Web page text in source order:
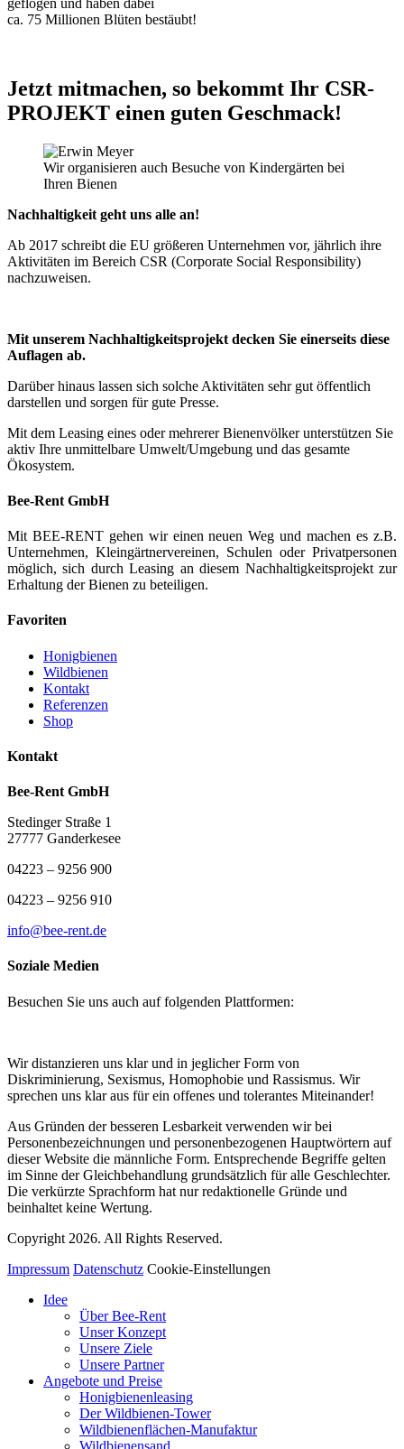
ca. 75 Millionen Blüten bestäubt!
Jetzt mitmachen, so bekommt Ihr CSR-
PROJEKT einen guten Geschmack!
Wir organisieren auch Besuche von Kindergärten bei
Ihren Bienen
Nachhaltigkeit geht uns alle an!
Ab 2017 schreibt die EU größeren Unternehmen vor, jährlich ihre
Aktivitäten im Bereich CSR (Corporate Social Responsibility)
nachzuweisen.
Mit unserem Nachhaltigkeitsprojekt decken Sie einerseits diese
Auflagen ab.
Darüber hinaus lassen sich solche Aktivitäten sehr gut öffentlich
darstellen und sorgen für gute Presse.
Mit dem Leasing eines oder mehrerer Bienenvölker unterstützen Sie
aktiv Ihre unmittelbare Umwelt/Umgebung und das gesamte
Ökosystem.
Bee-Rent GmbH
Mit BEE-RENT gehen wir einen neuen Weg und machen es z.B.
Unternehmen, Kleingärtnervereinen, Schulen oder Privatpersonen
möglich, sich durch Leasing an diesem Nachhaltigkeitsprojekt zur
Erhaltung der Bienen zu beteiligen.
Favoriten
Honigbienen
Wildbienen
Kontakt
Referenzen
Shop
Kontakt
Bee-Rent GmbH
Stedinger Straße 1
27777 Ganderkesee
04223 – 9256 900
04223 – 9256 910
info@bee-rent.de
Soziale Medien
Besuchen Sie uns auch auf folgenden Plattformen:
Wir distanzieren uns klar und in jeglicher Form von
Diskriminierung, Sexismus, Homophobie und Rassismus. Wir
sprechen uns klar aus für ein offenes und tolerantes Miteinander!
Aus Gründen der besseren Lesbarkeit verwenden wir bei
Personenbezeichnungen und personenbezogenen Hauptwörtern auf
dieser Website die männliche Form. Entsprechende Begriffe gelten
im Sinne der Gleichbehandlung grundsätzlich für alle Geschlechter.
Die verkürzte Sprachform hat nur redaktionelle Gründe und
beinhaltet keine Wertung.
Copyright 2026. All Rights Reserved.
Impressum Datenschutz Cookie-Einstellungen
Idee
Über Bee-Rent
Unser Konzept
Unsere Ziele
Unsere Partner
Angebote und Preise
Honigbienenleasing
Der Wildbienen-Tower
Wildbienenflächen-Manufaktur
Wildbienensand